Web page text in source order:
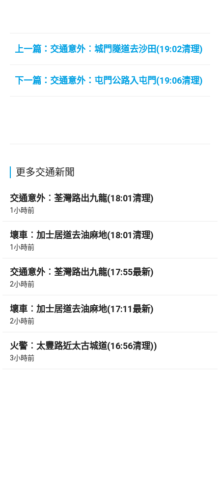
上一篇：交通意外︰城門隧道去沙田(19:02清理)
下一篇：交通意外：屯門公路入屯門(19:06清理)
更多交通新聞
交通意外︰荃灣路出九龍(18:01清理)
1小時前
壞車︰加士居道去油麻地(18:01清理)
1小時前
交通意外︰荃灣路出九龍(17:55最新)
2小時前
壞車︰加士居道去油麻地(17:11最新)
2小時前
火警︰太豐路近太古城道(16:56清理))
3小時前